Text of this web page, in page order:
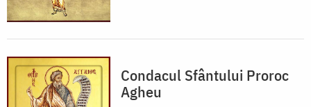
Condacul Sfântului Proroc
Agheu